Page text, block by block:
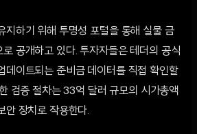
지하기 위해 투명성 포털을 통해 실물 금
공개하고 있다. 투자자들은 테더의 공식
데이트되는 준비금 데이터를 직접 확인할
검증 절차는 33억 달러 규모의 시가총액
안 장치로 작용한다.